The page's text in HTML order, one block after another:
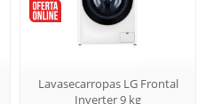
Lavasecarropas LG Frontal
Inverter 9 kg